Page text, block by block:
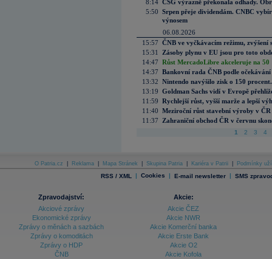
8:14 CSG výrazně překonala odhady.
5:50 Srpen přeje dividendám. CNBC
výnosem
06.08.2026
15:57 ČNB ve vyčkávacím režimu, zvýšení
15:31
Zásoby plynu v EU jsou pro toto
14:47 Růst MercadoLibre akceleruje na
14:37 Bankovní rada ČNB podle
13:32 Nintendo navýšilo zisk o 150
13:19 Goldman Sachs vidí v Evropě
11:59 Rychlejší růst, vyšší marže a lepší
11:40 Meziroční růst stavební výroby v
11:37
Zahraniční obchod ČR v červnu
1 2 3 4
O Patria.cz Reklama Mapa Stránek Skupina Patria Kariéra v Patrii Podmínky
RSS / XML | Cookies | E-mail newsletter | SMS
Zpravodajství:
Akciové zprávy
Ekonomické zprávy
Zprávy o měnách a sazbách
Zprávy o komoditách
Zprávy o HDP
ČNB
Akcie:
Akcie ČEZ
Akcie NWR
Akcie Komerční banka
Akcie Erste Bank
Akcie O2
Akcie Kofola